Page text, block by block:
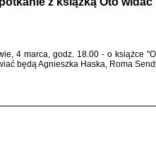
Dziennik
4 marca, godz. 18.00 - o książce
będą Agnieszka Haska, Roma